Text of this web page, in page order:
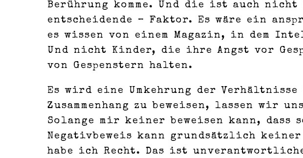
Berührung komme. Und die ist auch
entscheidende – Faktor. Es wäre ein
es wissen von einem Magazin, in dem
Und nicht Kinder, die ihre Angst vor
von Gespenstern halten.
Es wird eine Umkehrung der
Zusammenhang zu beweisen, lassen wir
Solange mir keiner beweisen kann, dass
Negativbeweis kann grundsätzlich
habe ich Recht. Das ist unverantwortliche